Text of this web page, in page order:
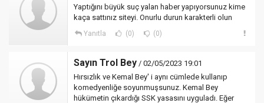
Yaptığını büyük suç yalan haber yapıyorsunuz kime
kaça sattınız siteyi. Onurlu durun karakterli olun
Yanıtla (0) (0)
Sayın Trol Bey / 02/05/2023 19:01
Hırsızlık ve Kemal Bey' i aynı cümlede kullanıp
komedyenliğe soyunmuşsunuz. Kemal Bey
hükümetin çıkardığı SSK yasasını uyguladı. Eğer